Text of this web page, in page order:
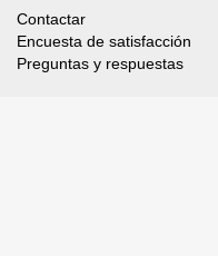
Contactar
Encuesta de satisfacción
Preguntas y respuestas